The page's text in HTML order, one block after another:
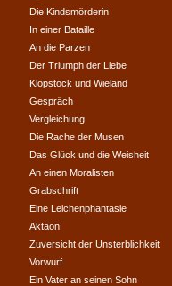
Die Kindsmörderin
In einer Bataille
An die Parzen
Der Triumph der Liebe
Klopstock und Wieland
Gespräch
Vergleichung
Die Rache der Musen
Das Glück und die Weisheit
An einen Moralisten
Grabschrift
Eine Leichenphantasie
Aktäon
Zuversicht der Unsterblichkeit
Vorwurf
Ein Vater an seinen Sohn